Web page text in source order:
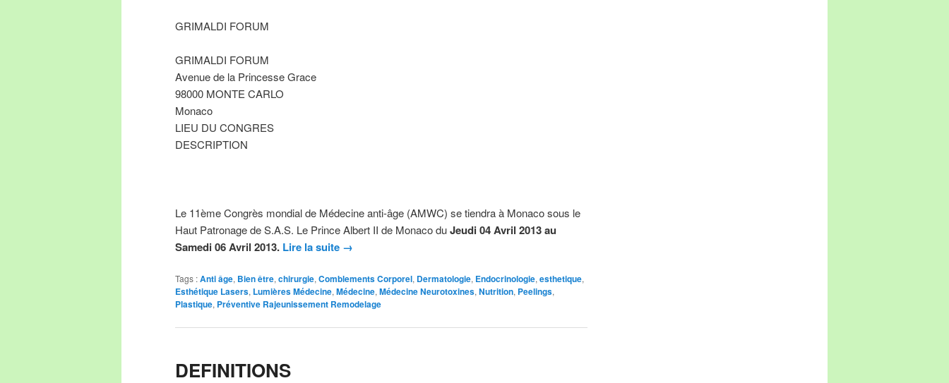
GRIMALDI FORUM
GRIMALDI FORUM
Avenue de la Princesse Grace
98000 MONTE CARLO
Monaco
LIEU DU CONGRES
DESCRIPTION
Le 11ème Congrès mondial de Médecine anti-âge (AMWC) se tiendra à Monaco sous le
Haut Patronage de S.A.S. Le Prince Albert II de Monaco duJeudi 04 Avril 2013 au
Samedi 06 Avril 2013. Lire la suite →
Tags :Anti âge, Bien être, chirurgie, Comblements Corporel, Dermatologie, Endocrinologie, esthetique,
Esthétique Lasers, Lumières Médecine, Médecine, Médecine Neurotoxines, Nutrition, Peelings,
Plastique, Préventive Rajeunissement Remodelage
DEFINITIONS